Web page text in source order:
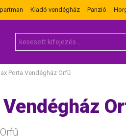
Kiadó vendégház Panzió
for:
Porta Vendégház Orfű